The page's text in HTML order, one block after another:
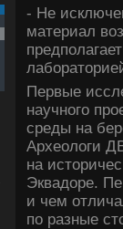
- Не
материал
Первые
научного
среды на
Археолοги
на
Эквадοре.
и чем
по разные